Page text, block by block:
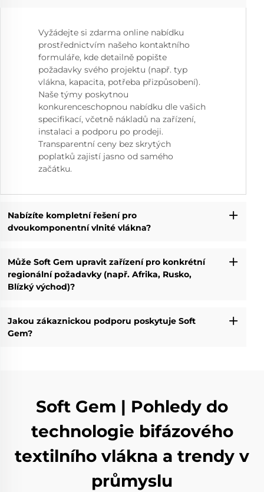
Vyžádejte si zdarma online nabídku
prostřednictvím našeho kontaktního
formuláře, kde detailně popište
požadavky svého projektu (např. typ
vlákna, kapacita, potřeba přizpůsobení).
Naše týmy poskytnou
konkurenceschopnou nabídku dle vašich
specifikací, včetně nákladů na zařízení,
instalaci a podporu po prodeji.
Transparentní ceny bez skrytých
poplatků zajistí jasno od samého
začátku.
Nabízíte kompletní řešení pro
dvoukomponentní vlnité vlákna?
Může Soft Gem upravit zařízení pro konkrétní
regionální požadavky (např. Afrika, Rusko,
Blízký východ)?
Jakou zákaznickou podporu poskytuje Soft
Gem?
Soft Gem | Pohledy do
technologie bifázového
textilního vlákna a trendy v
průmyslu